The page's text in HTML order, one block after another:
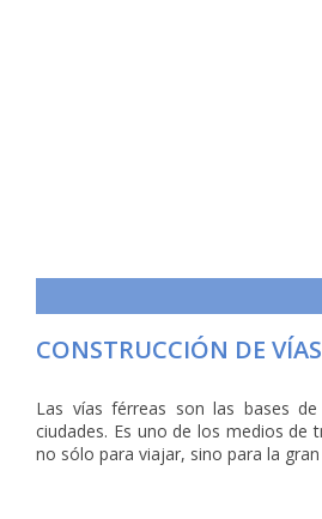
CONSTRUCCIÓN DE
Las vías férreas son las bases
ciudades. Es uno de los medios de
no sólo para viajar, sino para la